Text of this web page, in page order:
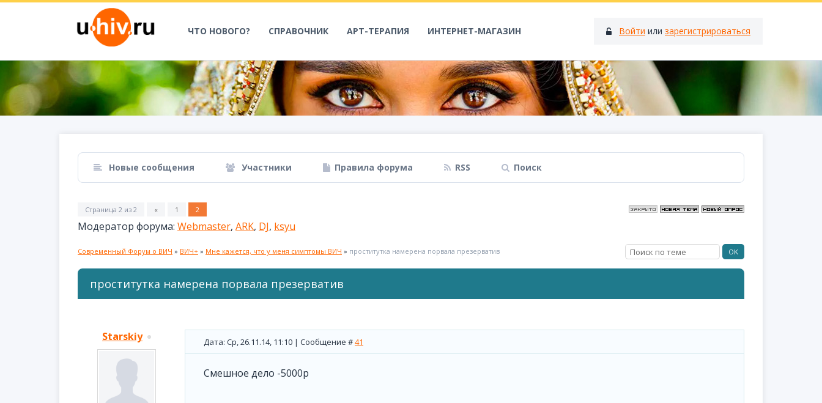
Войти или зарегистрироваться
ЧТО НОВОГО? СПРАВОЧНИК АРТ-ТЕРАПИЯ ИНТЕРНЕТ-МАГАЗИН
Новые сообщения Участники Правила форума RSS Поиск
Страница 2 из 2 « 1 2
Модератор форума: Webmaster, ARK, DJ, ksyu
Современный Форум о ВИЧ » ВИЧ+ » Мне кажется, что у меня симптомы ВИЧ » проститутка намерена порвала презерватив
проститутка намерена порвала презерватив
Starskiy Дата: Ср, 26.11.14, 11:10 | Сообщение #41
Смешное дело -5000р